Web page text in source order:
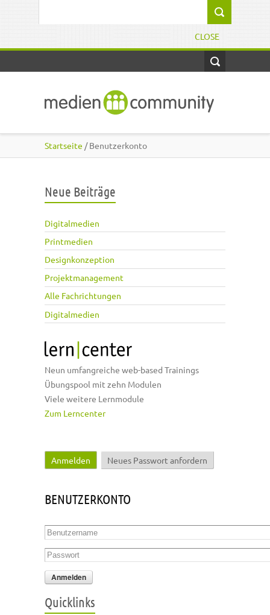
CLOSE
Startseite / Benutzerkonto
Neue Beiträge
Digitalmedien
Printmedien
Designkonzeption
Projektmanagement
Alle Fachrichtungen
Digitalmedien
Neun umfangreiche web-based Trainings
Übungspool mit zehn Modulen
Viele weitere Lernmodule
Zum Lerncenter
Haupt-Reiter
Anmelden (aktiver Reiter)
Neues Passwort anfordern
BENUTZERKONTO
Benutzername
Passwort
Quicklinks